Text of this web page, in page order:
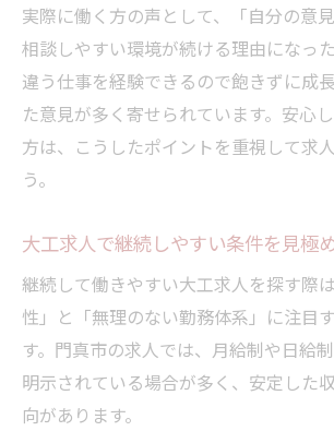
実際に働く方の声として、「自分の意見
相談しやすい環境が続ける理由になっ
違う仕事を経験できるので飽きずに成
た意見が多く寄せられています。安心
方は、こうしたポイントを重視して求
う。
大工求人で継続しやすい条件を見極
継続して働きやすい大工求人を探す際
性」と「無理のない勤務体系」に注目
す。門真市の求人では、月給制や日給
明示されている場合が多く、安定した
向があります。